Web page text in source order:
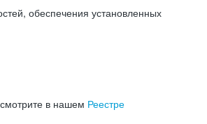
обеспечения установленных
в нашем Реестре